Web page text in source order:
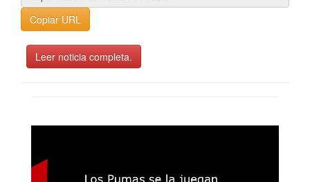
Copiar URL
Leer noticia completa.